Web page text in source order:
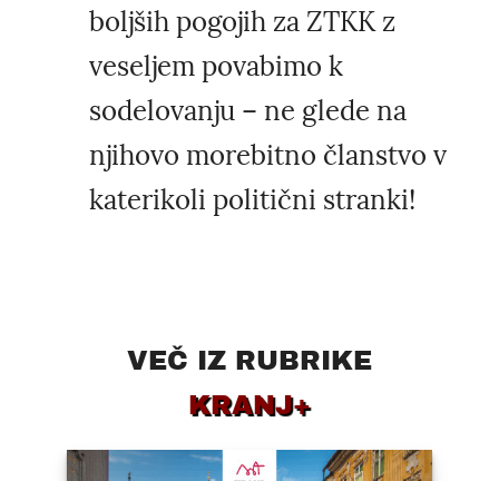
boljših pogojih za ZTKK z
veseljem povabimo k
sodelovanju – ne glede na
njihovo morebitno članstvo v
katerikoli politični stranki!
VEČ IZ RUBRIKE
KRANJ+